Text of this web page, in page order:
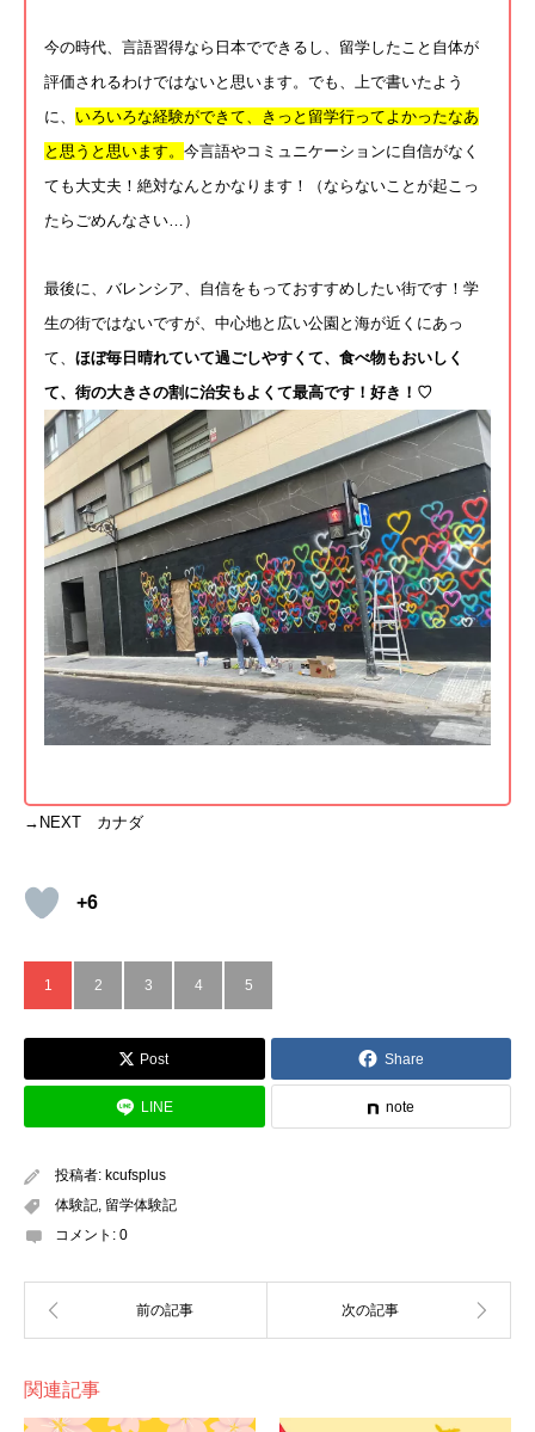
今の時代、言語習得なら日本でできるし、 留学したこと自体が
評価されるわけではないと思います。でも、
上で書いたよう
に、 いろいろな経験ができて、
きっと留学行ってよかったなあ
と思うと思います。 今言語やコミュニケーションに自信がなく
ても大丈夫！ 絶対なんとかなります！（ならないことが起こっ
たらごめんなさい…）
最後に、バレンシア、自信をもっておすすめしたい街です！ 学
生の街ではないですが、中心地と広い公園と海が近くにあっ
て、 ほぼ毎日晴れていて過ごしやすくて、食べ物もおいしく
て、 街の大きさの割に治安もよくて最高です！好き！♡
→NEXT カナダ
+6
1 2 3 4 5
Post Share
LINE note
投稿者: kcufsplus
体験記, 留学体験記
コメント: 0
関連記事